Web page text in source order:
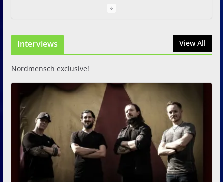
Zwei Tage Rock und Metal in
Interviews View All
Nordmensch exclusive!